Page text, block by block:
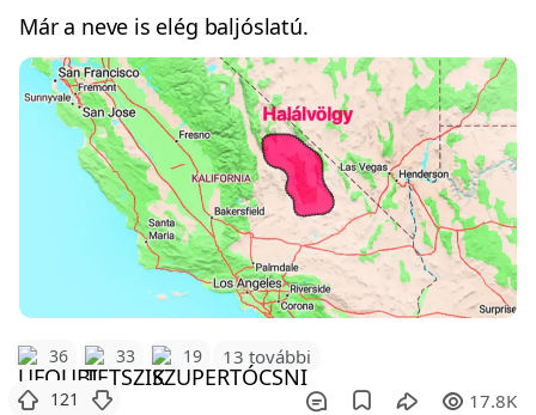
Már a neve is elég baljóslatú.
36 33 19 13 további
121 17.8K